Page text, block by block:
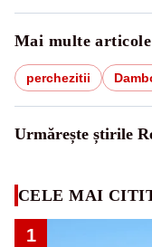
Mai multe articole
perchezitii
Urmărește știrile
CELE MAI
1